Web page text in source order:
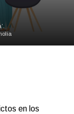
en los